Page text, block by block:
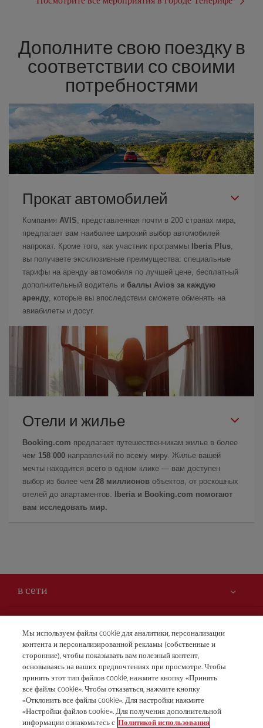
Дополните свою поездку в
соответствии со своими
потребностями
Прокат автомобилей
Компания AVIS, представленная почти в 200 странах мира,
предлагает вам наиболее широкий выбор автомобилей
напрокат. Кроме того, как участник программы
Iberia Plus,
вы получаете эксклюзивные преимущества: специальные
тарифы на аренду автомобиля по лучшей цене, бесплатный
дополнительный водитель и баллы Avios за каждую
аренду, которые вы впоследствии сможете обменять на
авиабилеты и досуг.
Отели и жилье
Booking.com предлагает путешественникам жилье в более
чем 158 000 направлений по всему миру. Жилье вашей
мечты находится всего в одном клике — вам доступен
выбор из более чем 28 миллионов объектов, от роскошных
отелей до апартаментов.
Iberia и Booking.com помогают
вам исследовать мир.
в сети
Безопасность — прежде всего
Заявление о доступности
Обязательства по обслуживанию
Карта Iberia.com
Iberia – это также
новости и новинки
Группа Iberia
Акционеры и инвесторы
Наши условия
Правовая информация
Бронирования
Мы используем файлы cookie для аналитики, персонализации
контента и персонализированной рекламы (собственные и
сторонние), чтобы показывать вам полезный контент,
основываясь на ваших предпочтениях при просмотре. Чтобы
принять этот тип файлов cookie, нажмите кнопку «Принять
все файлы cookie». Чтобы отказаться, нажмите кнопку
«Отклонить все файлы cookie». Для настройки нажмите
«Настройки файлов cookie». Для получения дополнительной
информации ознакомьтесь с Политикой использования